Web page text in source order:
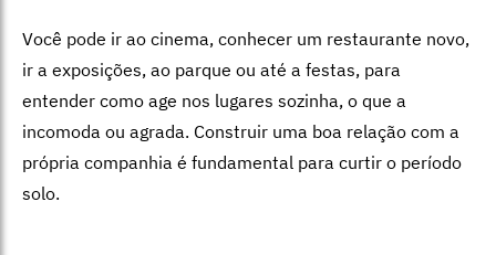
Você pode ir ao cinema, conhecer um restaurante novo,
ir a exposições, ao parque ou até a festas, para
entender como age nos lugares sozinha, o que a
incomoda ou agrada. Construir uma boa relação com a
própria companhia é fundamental para curtir o período
solo.